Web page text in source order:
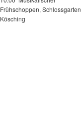
Frühschoppen, Schlossgarten
Kösching